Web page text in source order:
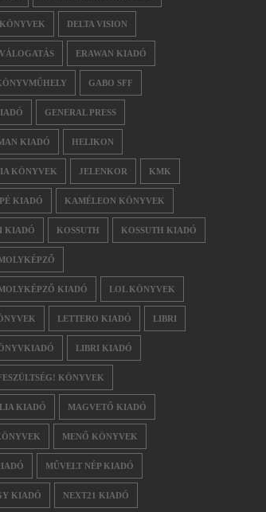
DELTA VISION
ERAWAN KIADÓ
GABO SFF
GENERAL PRESS
KIADÓ HELIKON
KÖNYVEK JELENKOR KMK
KIADÓ KAMÉLEON KÖNYVEK
KIADÓ KOSSUTH KOSSUTH KIADÓ
KIADÓ LOL KÖNYVEK
LETTERO KIADÓ LIBRI
LIBRI KIADÓ
KÖNYVEK
KIADÓ MAGVETŐ KIADÓ
MENŐ KÖNYVEK
MŰVELT NÉP KIADÓ
KIADÓ NEXT21 KIADÓ